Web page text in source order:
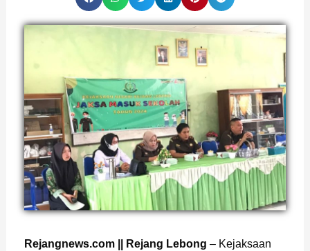
Rejangnews.com || Rejang Lebong – Kejaksaan
Page
, Page